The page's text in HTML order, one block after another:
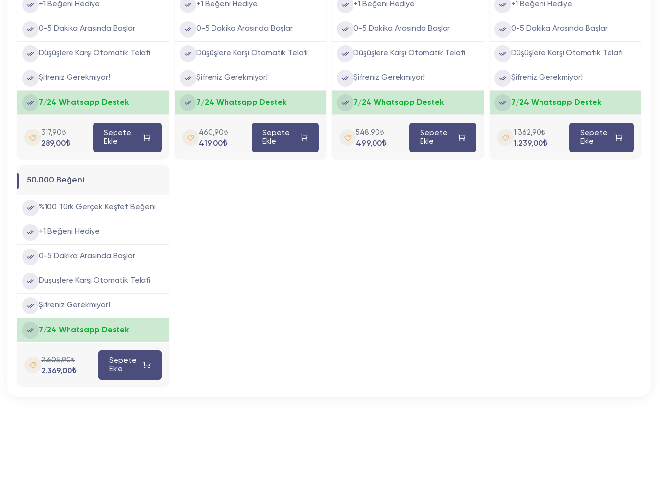
+1 Beğeni Hediye
0-5 Dakika Arasında Başlar
Düşüşlere Karşı Otomatik Telafi
Şifreniz Gerekmiyor!
7/24 Whatsapp Destek
317,90₺
289,00₺
Sepete
Ekle
+1 Beğeni Hediye
0-5 Dakika Arasında Başlar
Düşüşlere Karşı Otomatik Telafi
Şifreniz Gerekmiyor!
7/24 Whatsapp Destek
460,90₺
419,00₺
Sepete
Ekle
+1 Beğeni Hediye
0-5 Dakika Arasında Başlar
Düşüşlere Karşı Otomatik Telafi
Şifreniz Gerekmiyor!
7/24 Whatsapp Destek
548,90₺
499,00₺
Sepete
Ekle
+1 Beğeni Hediye
0-5 Dakika Arasında Başlar
Düşüşlere Karşı Otomatik Telafi
Şifreniz Gerekmiyor!
7/24 Whatsapp Destek
1.362,90₺
1.239,00₺
Sepete
Ekle
50.000 Beğeni
%100 Türk Gerçek Keşfet Beğeni
+1 Beğeni Hediye
0-5 Dakika Arasında Başlar
Düşüşlere Karşı Otomatik Telafi
Şifreniz Gerekmiyor!
7/24 Whatsapp Destek
2.605,90₺
2.369,00₺
Sepete
Ekle